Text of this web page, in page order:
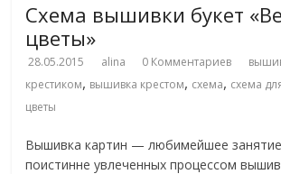
Схема вышивки букет
цветы»
28.05.2015 alina 0 Комментариев
крестиком, вышивка крестом, схема, схема
цветы
Вышивка картин — любимейшее
поистинне увлеченных процессом